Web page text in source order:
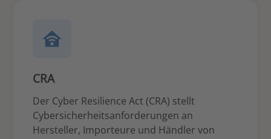
CRA
Der Cyber Resilience Act (CRA) stellt
Cybersicherheitsanforderungen an
Hersteller, Importeure und Händler von